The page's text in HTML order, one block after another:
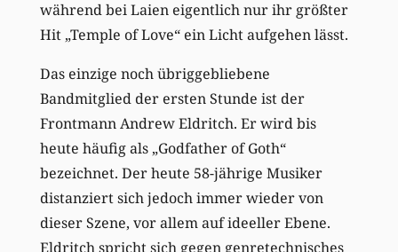
während bei Laien eigentlich nur ihr größter
Hit „Temple of Love“ ein Licht aufgehen lässt.
Das einzige noch übriggebliebene
Bandmitglied der ersten Stunde ist der
Frontmann Andrew Eldritch. Er wird bis
heute häufig als „Godfather of Goth“
bezeichnet. Der heute 58-jährige Musiker
distanziert sich jedoch immer wieder von
dieser Szene, vor allem auf ideeller Ebene.
Eldritch spricht sich gegen genretechnisches